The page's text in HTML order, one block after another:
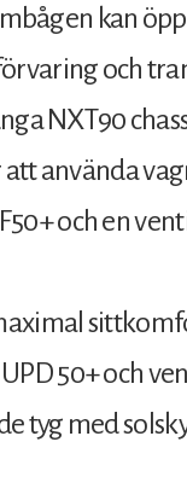
kan
och
NXT90
använda
och en
50+ och
tyg med